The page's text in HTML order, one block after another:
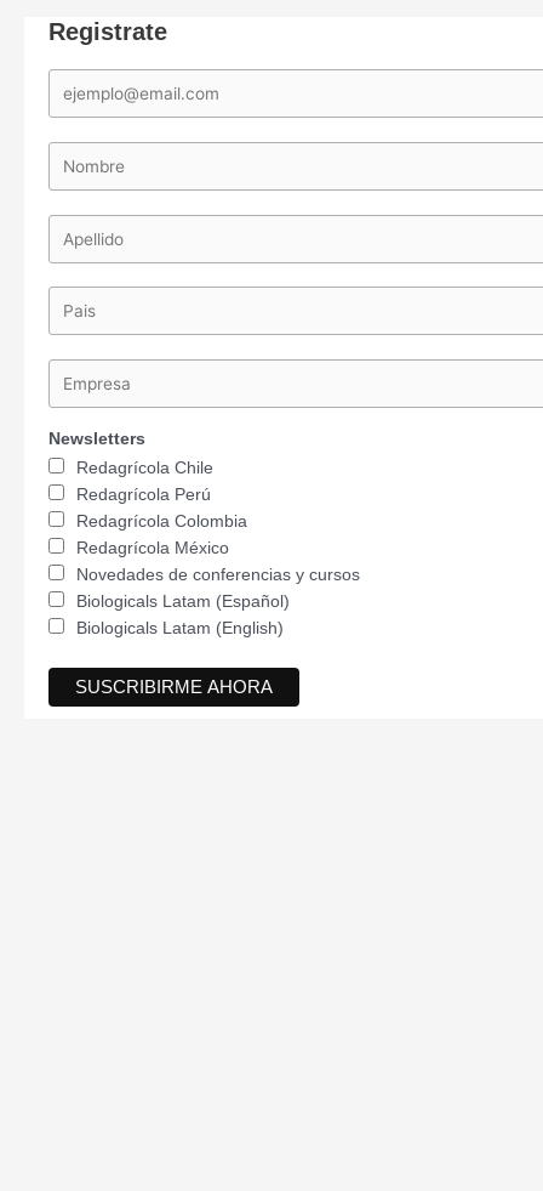
Registrate
Newsletters
Redagrícola Chile
Redagrícola Perú
Redagrícola Colombia
Redagrícola México
Novedades de conferencias y cursos
Biologicals Latam (Español)
Biologicals Latam (English)